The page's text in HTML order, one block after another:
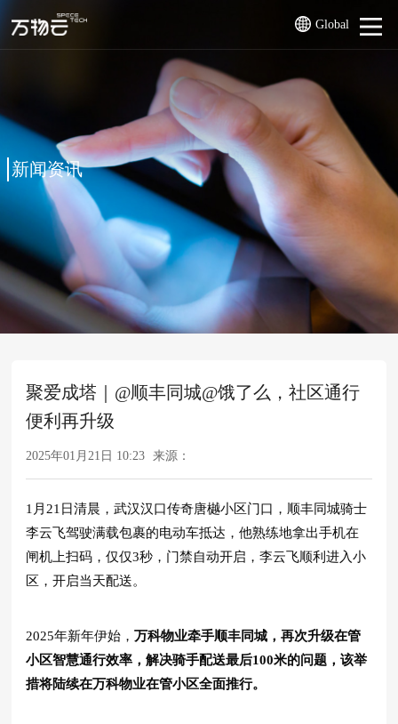
Global
新闻资讯
聚爱成塔｜@顺丰同城@饿了么，社区通行
便利再升级
2025年01月21日 10:23 来源：
1月21日清晨，武汉汉口传奇唐樾小区门口 ， 顺丰同城骑士
李云飞驾驶满载包裹的电动车抵达，他熟练地拿出手机在
闸机上扫码，仅仅3秒，门禁自动开启，李云飞顺利进入小
区，开启当天配送。
2025年新年伊始，万科物业牵手顺丰同城，再次升级在管
小区智慧通行效率，解决骑手配送最后100米的问题，该举
措将陆续在万科物业在管小区全面推行。